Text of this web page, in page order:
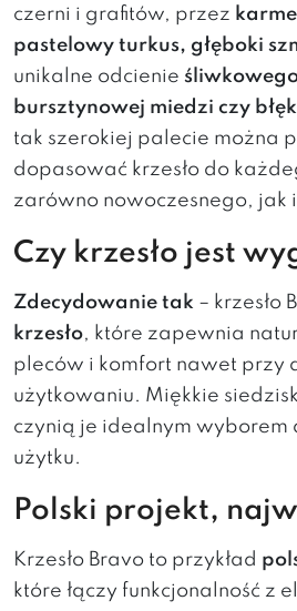
czerni i grafitów, przez
pastelowy turkus, głęboki
unikalne odcienie
bursztynowej miedzi czy
tak szerokiej palecie można
dopasować krzesło do
zarówno nowoczesnego, jak
Czy krzesło jest
Zdecydowanie tak – krzesło
krzesło, które zapewnia
pleców i komfort nawet przy
użytkowaniu. Miękkie
czynią je idealnym wyborem
użytku.
Polski projekt,
Krzesło Bravo to przykład
które łączy funkcjonalność z